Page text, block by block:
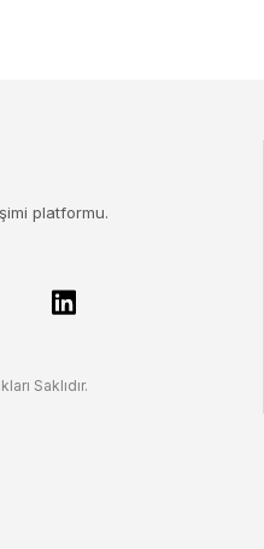
platformu.
Saklıdır.